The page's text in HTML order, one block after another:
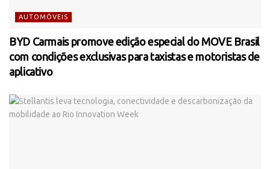
AUTOMÓVEIS
BYD Carmais promove edição especial do MOVE Brasil
com condições exclusivas para taxistas e motoristas de
aplicativo